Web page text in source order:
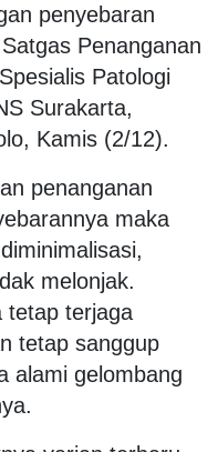
penyebaran
Penanganan
Patologi
Surakarta,
Kamis (2/12).
penanganan
maka
melonjak.
tetap terjaga
tetap sanggup
alami gelombang